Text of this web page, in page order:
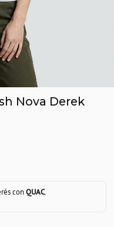
Nova Derek
conQUAC.